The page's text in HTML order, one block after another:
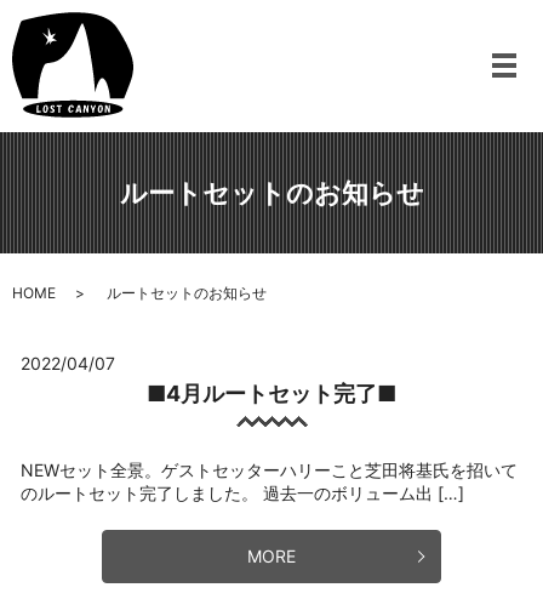
メ
ルートセットのお知らせ
HOME ルートセットのお知らせ
2022/04/07
■4月ルートセット完了■
NEWセット全景。ゲストセッターハリーこと芝田将基氏を招いて
のルートセット完了しました。 過去一のボリューム出 […]
MORE